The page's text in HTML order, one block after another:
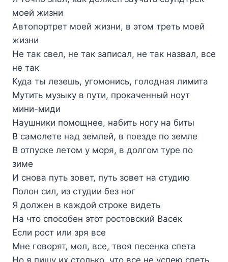
моей жизни
Автопортрет моей жизни, в этом треть моей
жизни
Не так свел, не так записал, не так назвал, все
не так
Куда ты лезешь, угомонись, голодная лимита
Мутить музыку в пути, прокаченный ноут
мини-миди
Наушники помощнее, набить ногу на биты
В самолете над землей, в поезде по земле
В отпуске летом у моря, в долгом туре по
зиме
И снова путь зовет, путь зовет на студию
Полон сил, из студии без ног
Я должен в каждой строке видеть
На что способен этот ростовский Васек
Если рост или зря все
Мне говорят, мол, все, твоя песенка спета
Но я пишу их столько, что все не успею спеть